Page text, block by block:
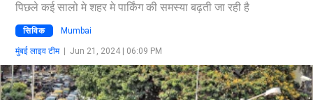
पिछले कई सालो मे शहर मे पार्किंग की समस्या बढ़ती जा रही है
सिविक Mumbai
मुंबई लाइव टीम| Jun 21, 2024 | 06:09 PM